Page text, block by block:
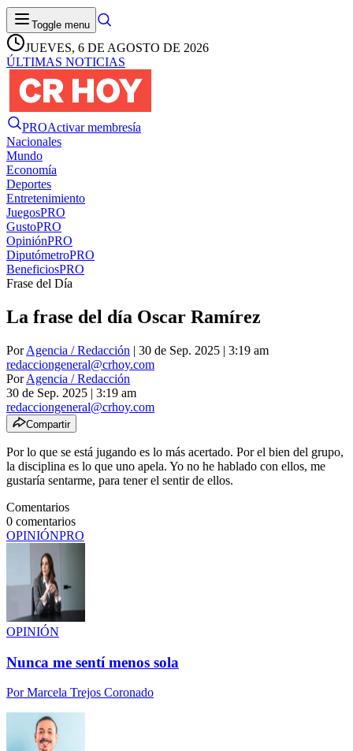
Toggle menu
JUEVES, 6 DE AGOSTO DE 2026
ÚLTIMAS NOTICIAS
PROActivar membresía
Nacionales
Mundo
Economía
Deportes
Entretenimiento
JuegosPRO
GustoPRO
OpiniónPRO
DiputómetroPRO
BeneficiosPRO
Frase del Día
La frase del día Oscar Ramírez
PorAgencia / Redacción | 30 de Sep. 2025 | 3:19 am
redacciongeneral@crhoy.com
PorAgencia / Redacción
30 de Sep. 2025 | 3:19 am
redacciongeneral@crhoy.com
Compartir
Por lo que se está jugando es lo más acertado. Por el bien del grupo,
la disciplina es lo que uno apela. Yo no he hablado con ellos, me
gustaría sentarme, para tener el sentir de ellos.
Comentarios
0 comentarios
OPINIÓNPRO
OPINIÓN
Nunca me sentí menos sola
PorMarcela Trejos Coronado